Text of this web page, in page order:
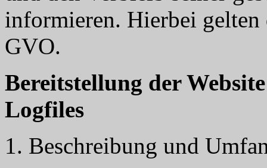
informieren. Hierbei
GVO.
Bereitstellung der
Logfiles
1. Beschreibung und